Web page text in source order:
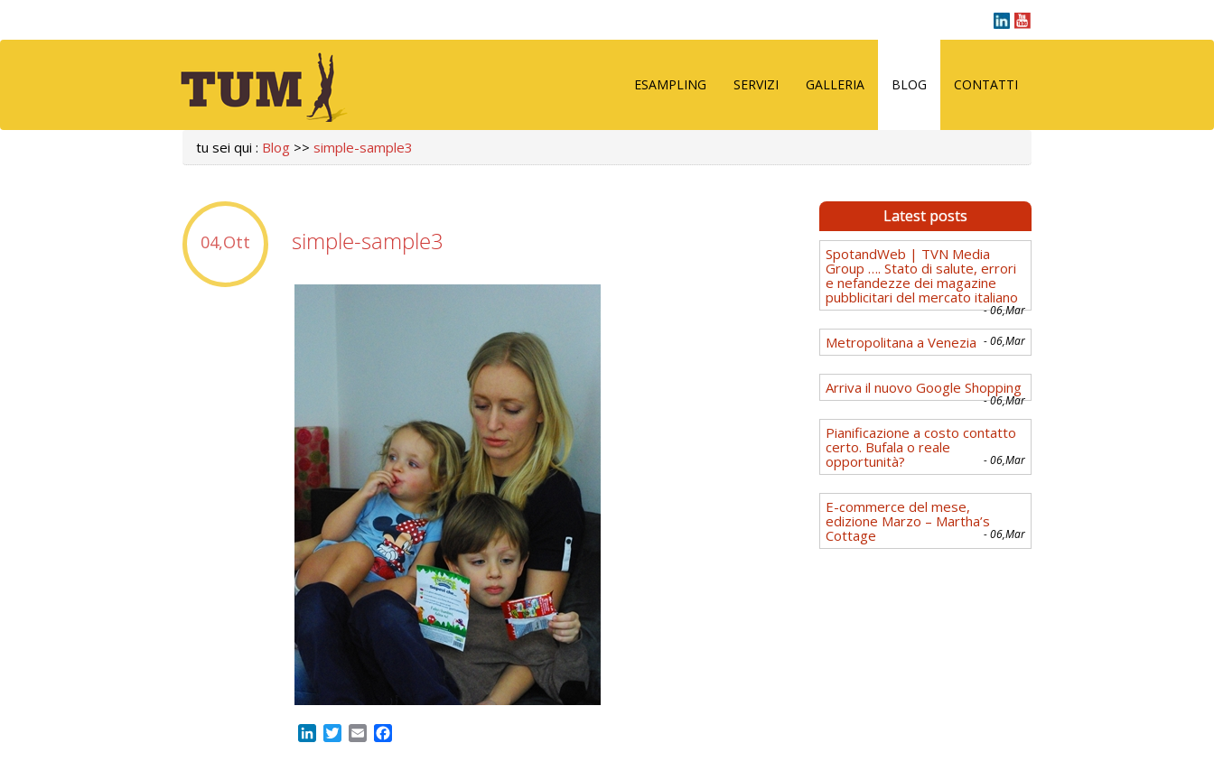
ESAMPLING SERVIZI GALLERIA BLOG CONTATTI
tu sei qui : Blog >> simple-sample3
04,Ott simple-sample3
LinkedInTwitterEmail
Latest posts
SpotandWeb | TVN Media
Group …. Stato di salute, errori
e nefandezze dei magazine
pubblicitari del mercato italiano
- 06,Mar
Metropolitana a Venezia - 06,Mar
Arriva il nuovo Google Shopping
- 06,Mar
Pianificazione a costo contatto
certo. Bufala o reale
opportunità?
- 06,Mar
E-commerce del mese,
edizione Marzo – Martha’s
Cottage
- 06,Mar